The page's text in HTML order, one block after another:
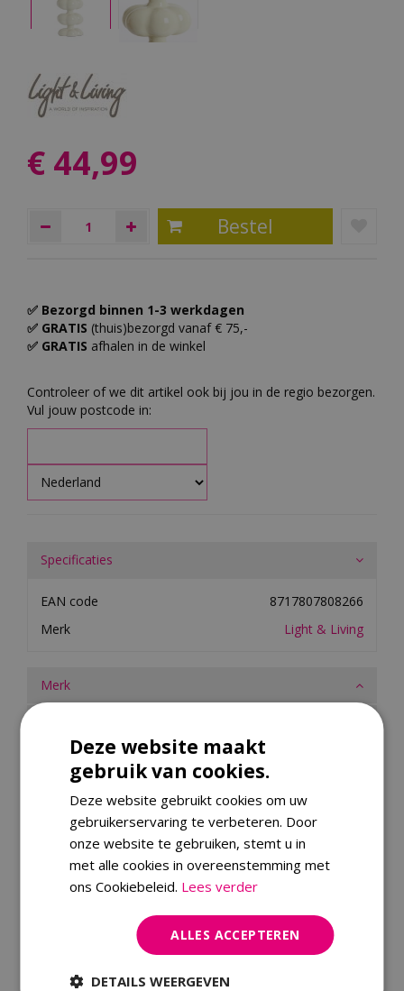
€ 44,99
✅ Bezorgd binnen 1-3 werkdagen
✅ GRATIS (thuis)bezorgd vanaf € 75,-
✅ GRATIS afhalen in de winkel
Controleer of we dit artikel ook bij jou in de regio bezorgen.
Vul jouw postcode in:
Specificaties
EAN code
8717807808266
Merk
Light & Living
Merk
Kijk ook eens naar:
Deze website maakt
gebruik van cookies.
Deze website gebruikt cookies om uw
gebruikerservaring te verbeteren. Door
onze website te gebruiken, stemt u in
met alle cookies in overeenstemming met
ons Cookiebeleid. Lees verder
ALLES ACCEPTEREN
DETAILS WEERGEVEN